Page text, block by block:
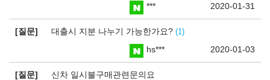
2020-01-31
***
질문 대출시 지분 나누기 가능한가요? 1
2020-01-03
hs***
질문
신차 일시불구매관련문의요